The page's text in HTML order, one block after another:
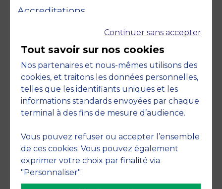
Accreditations
Engagements
Continuer sans accepter
Tout savoir sur nos cookies
Nos partenaires et nous-mêmes utilisons des
cookies, et traitons les données personnelles,
telles que les identifiants uniques et les
informations standards envoyées par chaque
terminal à des fins de mesure d’audience.
Vous pouvez refuser ou accepter l’ensemble
de ces cookies. Vous pouvez également
exprimer votre choix par finalité via
"Personnaliser".